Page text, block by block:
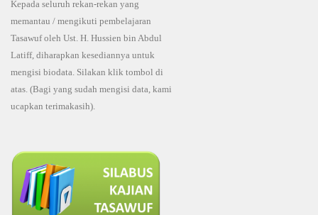
Kepada seluruh rekan-rekan yang
memantau / mengikuti pembelajaran
Tasawuf oleh Ust. H. Hussien bin Abdul
Latiff, diharapkan kesediannya untuk
mengisi biodata. Silakan klik tombol di
atas. (Bagi yang sudah mengisi data, kami
ucapkan terimakasih).